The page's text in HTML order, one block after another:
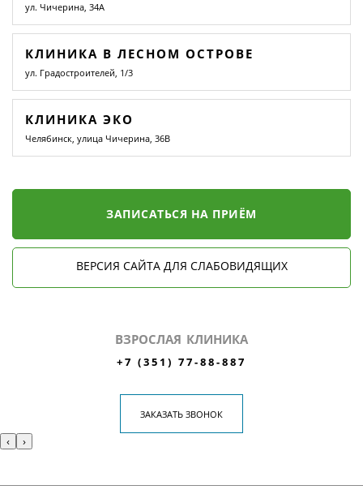
ул. Чичерина, 34А
КЛИНИКА В ЛЕСНОМ ОСТРОВЕ
ул. Градостроителей, 1/3
КЛИНИКА ЭКО
Челябинск, улица Чичерина, 36В
ЗАПИСАТЬСЯ НА ПРИЁМ
ВЕРСИЯ САЙТА ДЛЯ СЛАБОВИДЯЩИХ
ВЗРОСЛАЯ КЛИНИКА
+7 (351) 77-88-887
ЗАКАЗАТЬ ЗВОНОК
‹ ›